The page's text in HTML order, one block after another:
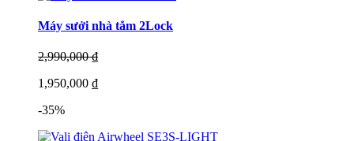
Máy sưởi nhà tắm 2Lock
2,990,000 ₫
1,950,000 ₫
-35%